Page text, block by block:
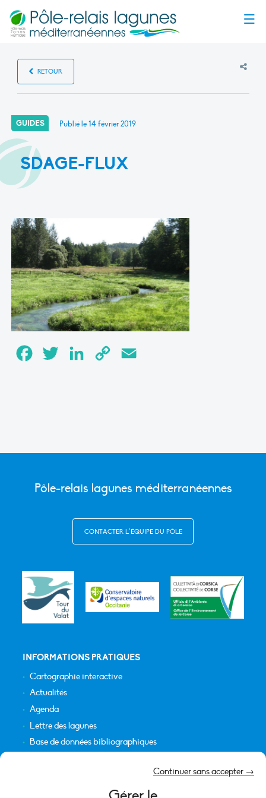
Continuer sans accepter →
RETOUR
GUIDES Publié le14 février 2019
SDAGE-FLUX
FacebookTwitter LinkedInCopy
Pôle-relais lagunes méditerranéennes
CONTACTER L’ÉQUIPE DU PÔLE
INFORMATIONS PRATIQUES
Cartographie interactive
Actualités
Agenda
Lettre des lagunes
Base de données bibliographiques